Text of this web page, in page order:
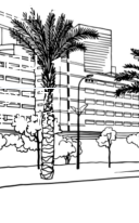
כל
הנוסח